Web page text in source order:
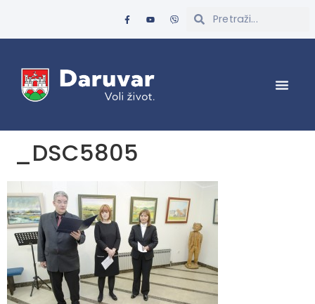
_DSC5805